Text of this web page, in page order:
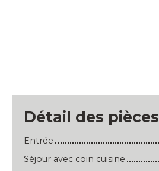
Détail des pièces
Entrée
Séjour avec coin cuisine